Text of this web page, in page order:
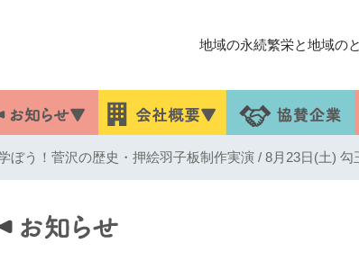
地域の永続繁栄と地域の
ぼう！菅沢の歴史・押絵羽子板制作実演 / 8月23日(土) 勾